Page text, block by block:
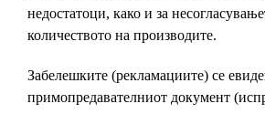
недостатоци, како и за
количеството на производите.
Забелешките (рекламациите) се
примопредавателниот документ